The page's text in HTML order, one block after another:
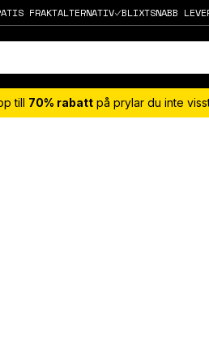
FRAKTALTERNATIV BLIXTSNABB
till 70% rabatt på prylar du inte